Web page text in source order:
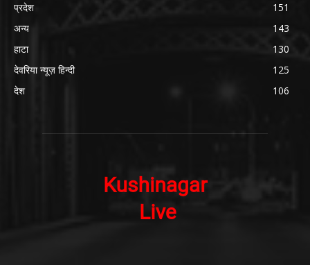
प्रदेश
151
अन्य
143
हाटा
130
देवरिया न्यूज़ हिन्दी
125
देश
106